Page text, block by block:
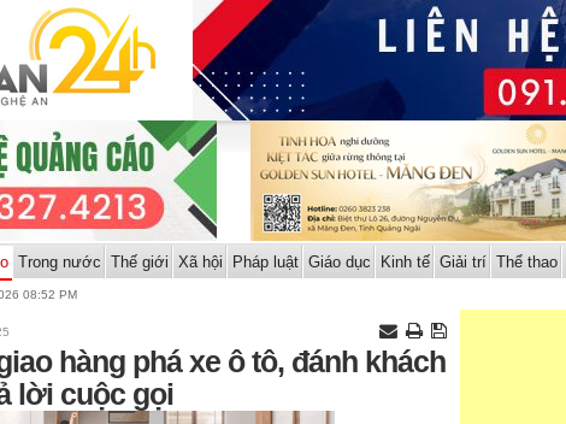
Trong nước Thế giới Xã hội Pháp luật Giáo dục Kinh tế Giải trí Thể thao
08:52 PM
hàng phá xe ô tô, đánh khách
lời cuộc gọi